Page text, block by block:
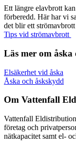
Ett längre elavbrott
förberedd. Här har vi
det blir ett
Tips vid strömavbrott
Läs mer om åska
Elsäkerhet vid åska
Åska och åskskydd
Om Vattenfall
Vattenfall
företag och
nätkapacitet samt el-